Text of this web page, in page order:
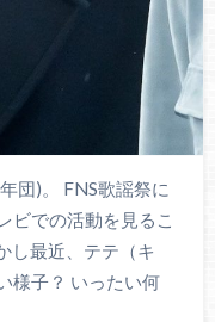
団)。 FNS歌謡祭に
ビでの活動を見るこ
し最近、テテ（キ
様子？ いったい何